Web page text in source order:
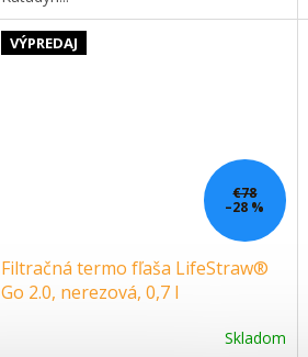
VÝPREDAJ
€78
–28 %
Filtračná termo fľaša LifeStraw®
Go 2.0, nerezová, 0,7 l
Skladom